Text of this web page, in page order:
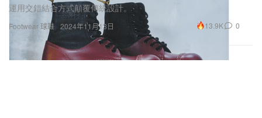
Footwear 球鞋
運用交錯結合方式顛覆傳統設計。
2024年11月13日 13.9K 0